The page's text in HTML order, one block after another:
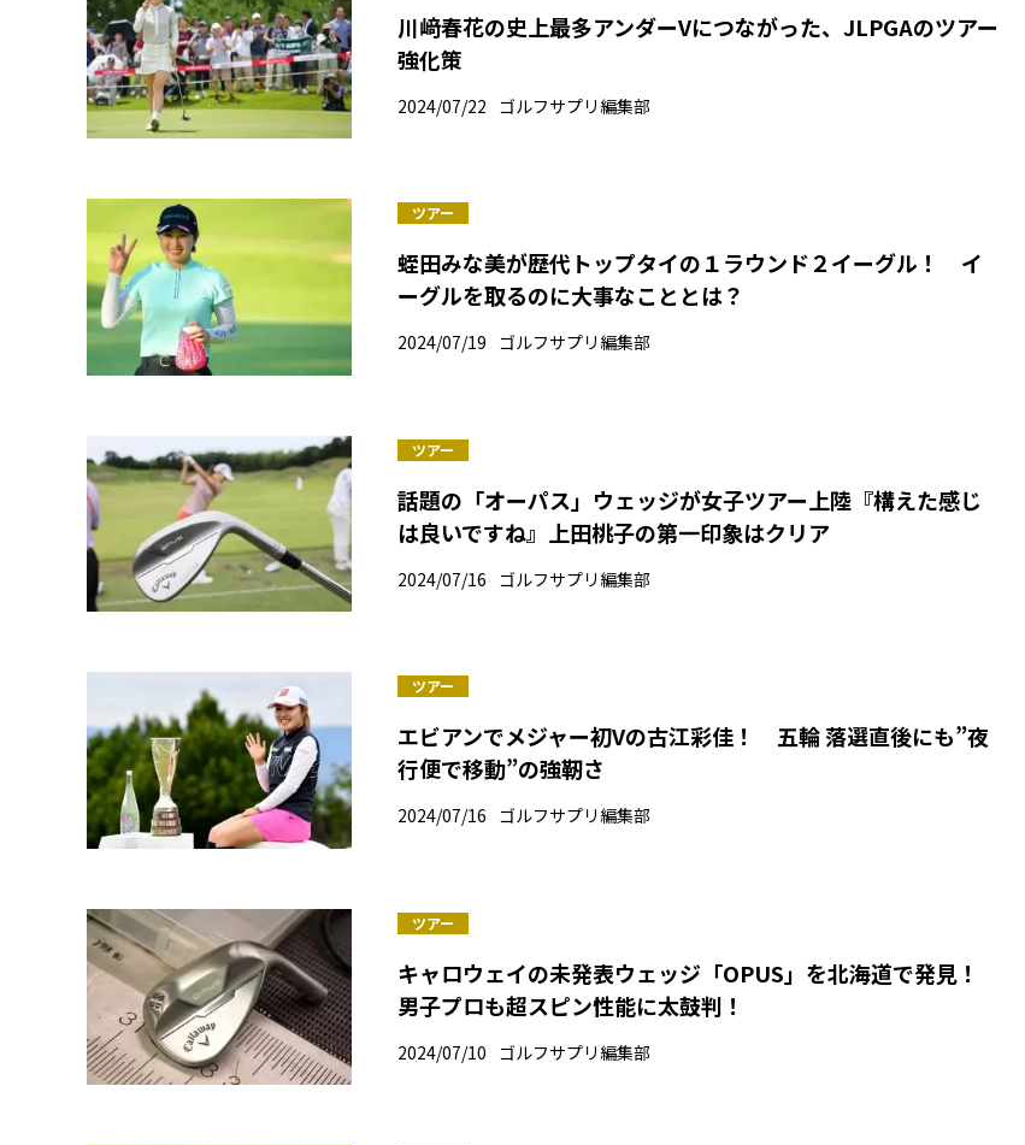
川﨑春花の史上最多アンダーVにつながった、JLPGAのツアー
強化策
2024/07/22 ゴルフサプリ編集部
ツアー
蛭田みな美が歴代トップタイの１ラウンド２イーグル！ イ
ーグルを取るのに大事なこととは？
2024/07/19 ゴルフサプリ編集部
ツアー
話題の「オーパス」ウェッジが女子ツアー上陸『構えた感じ
は良いですね』上田桃子の第一印象はクリア
2024/07/16 ゴルフサプリ編集部
ツアー
エビアンでメジャー初Vの古江彩佳！ 五輪 落選直後にも”夜
行便で移動”の強靭さ
2024/07/16 ゴルフサプリ編集部
ツアー
キャロウェイの未発表ウェッジ「OPUS」を北海道で発見！
男子プロも超スピン性能に太鼓判！
2024/07/10 ゴルフサプリ編集部